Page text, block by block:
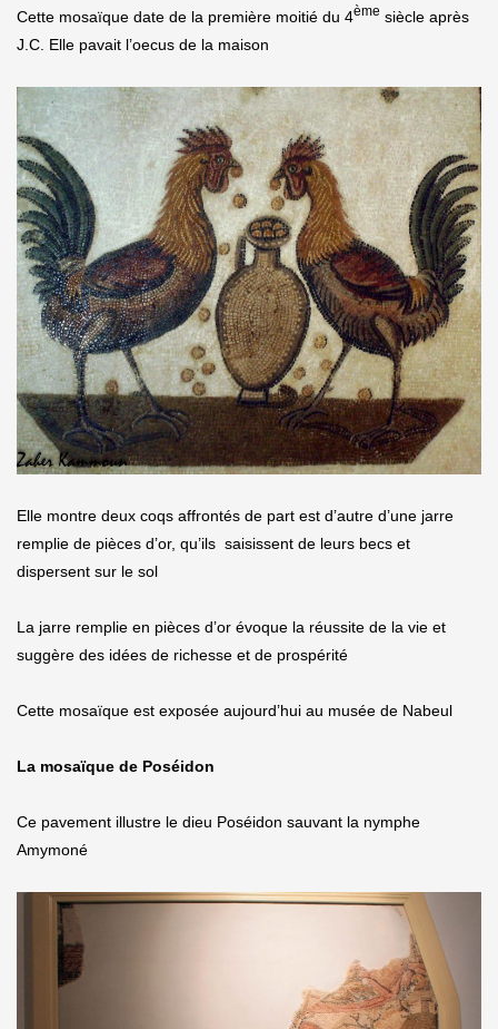
Cette mosaïque date de la première moitié du 4ème siècle après
J.C. Elle pavait l’oecus de la maison
Elle montre deux coqs affrontés de part est d’autre d’une jarre
remplie de pièces d’or, qu’ils saisissent de leurs becs et
dispersent sur le sol
La jarre remplie en pièces d’or évoque la réussite de la vie et
suggère des idées de richesse et de prospérité
Cette mosaïque est exposée aujourd’hui au musée de Nabeul
La mosaïque de Poséidon
Ce pavement illustre le dieu Poséidon sauvant la nymphe
Amymoné